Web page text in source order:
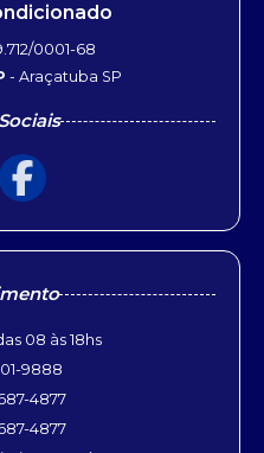
0001-68
- Araçatuba SP
08 às 18hs
9888
4877
4877